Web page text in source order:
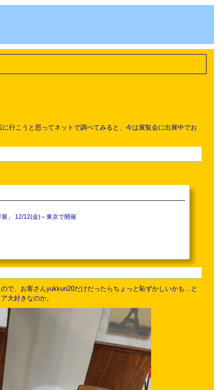
行こうと思ってネットで調べてみると、今は展覧会に出展中でお
」 12/12(金)～東京で開催
で、お客さんyukkun20だけだったらちょっと恥ずかしいかも…と
大好きなのか。